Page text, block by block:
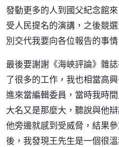
發動更多的人到國父紀念館
受人民提名的演講，之後競
別交代我要向各位報告的事情
最後要謝謝《海峽評論》雜
了很多的工作，我也相當高
進來當編輯委員，當時我時
大名又是那麼大，聽說與他
他旁邊就感到受威脅，結果
後，我發現王先生是一個很